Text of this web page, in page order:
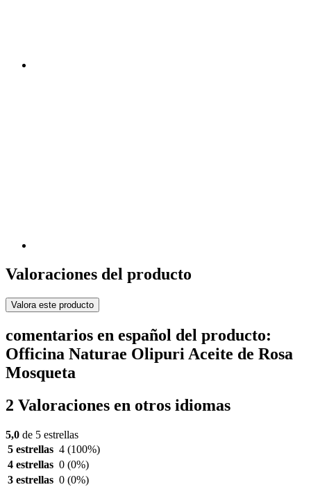
Valoraciones del producto
Valora este producto
comentarios en español del producto:
Officina Naturae Olipuri Aceite de Rosa
Mosqueta
2 Valoraciones en otros idiomas
5,0 de 5 estrellas
5 estrellas 4 (100%)
4 estrellas 0 (0%)
3 estrellas 0 (0%)